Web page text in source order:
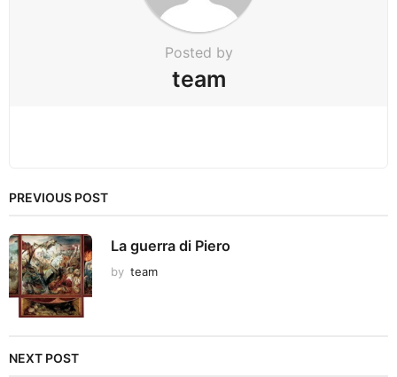
Posted by
team
PREVIOUS POST
La guerra di Piero
by team
NEXT POST